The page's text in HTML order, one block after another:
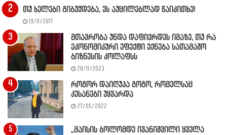
თუ ხელები გიბუჟდება, ეს აუცილებლად წაიკითხე!
19/11/2017
მთავრობა უნდა დაფიქრდეს იმაზე, თუ რა
ეკონომიკური ეფექტი ექნება სათამაშო
ბიზნესის კოლაფსს
28/11/2023
როგორ დაიღუპა გოგო, რომელსაც
კესანები უყვარდა
27/05/2022
,,მაისის ბოლომდე ივანიშვილი ყველა